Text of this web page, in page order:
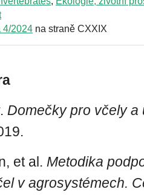
4/2024 na straně CXXIX
Domečky pro včely a
et al. Metodika
v agrosystémech.